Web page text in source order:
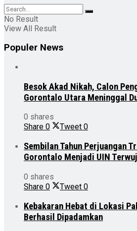
No Result
View All Result
Populer News
Besok Akad Nikah, Calon
Gorontalo Utara Meninggal
0 shares
Share 0 Tweet 0
Sembilan Tahun Perjuangan
Gorontalo Menjadi UIN
0 shares
Share 0 Tweet 0
Kebakaran Hebat di Lokasi
Berhasil Dipadamkan